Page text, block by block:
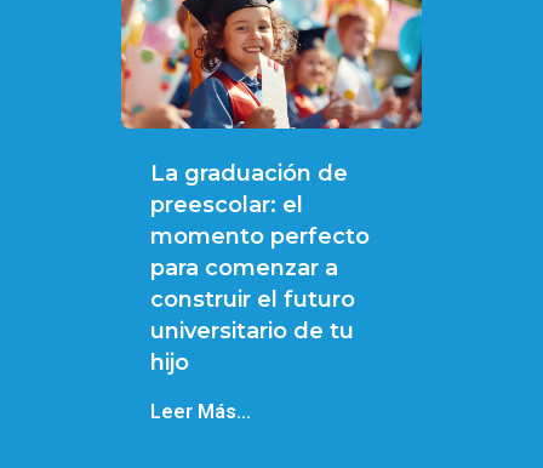
La graduación de
preescolar: el
momento perfecto
para comenzar a
construir el futuro
universitario de tu
hijo
Leer Más...